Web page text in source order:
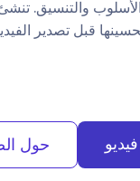
قبل تصدير
حول